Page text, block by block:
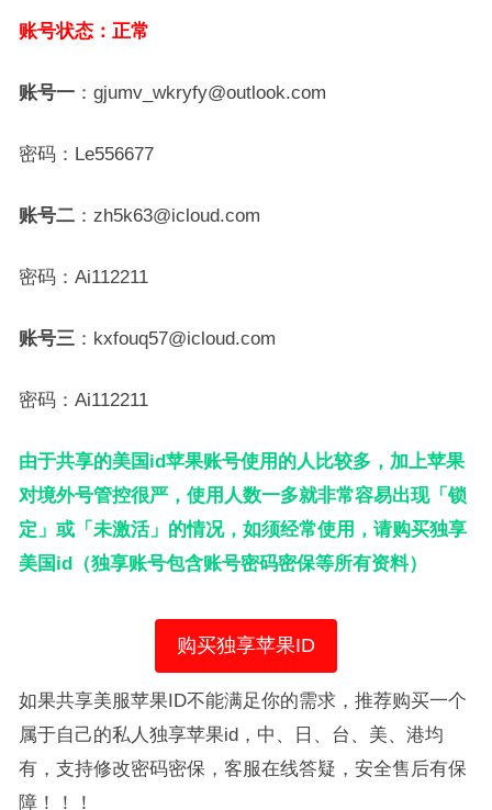
账号状态：正常
账号一：gjumv_wkryfy@outlook.com
密码：Le556677
账号二：zh5k63@icloud.com
密码：Ai112211
账号三 ：kxfouq57@icloud.com
密码：Ai112211
由于共享的美国id苹果账号使用的人比较多，加上苹果
对境外号管控很严，使用人数一多就非常容易出现「锁
定」或「未激活」的情况，如须经常使用，请购买独享
美国id（独享账号包含账号密码密保等所有资料）
购买独享苹果ID
如果共享美服苹果ID不能满足你的需求，推荐购买一个
属于自己的私人独享苹果id，中、日、台、美、港均
有，支持修改密码密保，客服在线答疑，安全售后有保
障！！！